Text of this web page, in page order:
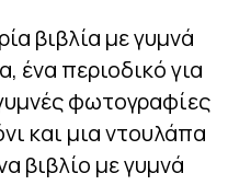
βιβλία με γυμνά
ένα περιοδικό για
φωτογραφίες
και μια ντουλάπα
βιβλίο με γυμνά